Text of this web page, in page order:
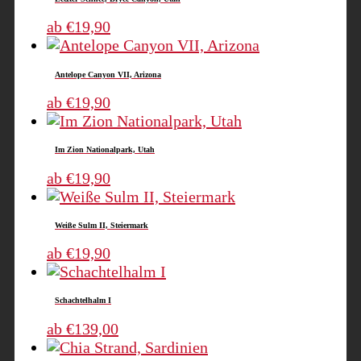
ab €19,90Dieses
Produkt
mehrere
Varianten
auf.
Optionen
können
auf
Produktseite
gewählt
werden
Antelope Canyon VII, Arizona
ab €19,90Dieses
Produkt
mehrere
Varianten
auf.
Optionen
können
auf
Produktseite
gewählt
werden
Im Zion Nationalpark, Utah
ab €19,90Dieses
Produkt
mehrere
Varianten
auf.
Optionen
können
auf
Weiße Sulm II, Steiermark
ab €19,90Dieses
Produkt
mehrere
Varianten
auf.
Schachtelhalm I
ab €139,00Dieses
Produkt